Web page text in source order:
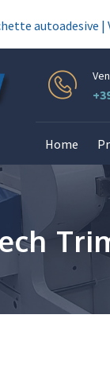
autoadesive |
Home